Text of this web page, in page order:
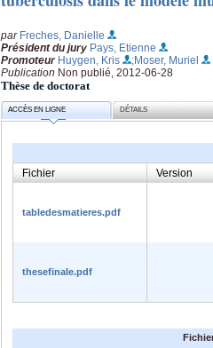
par Freches, Danielle
Président du jury Pays, Etienne
Promoteur Huygen, Kris
;Moser, Muriel
Publication Non publié, 2012-06-28
Thèse de doctorat
ACCÈS EN LIGNE DÉTAILS
Fichier Version
tabledesmatieres.pdf
thesefinale.pdf